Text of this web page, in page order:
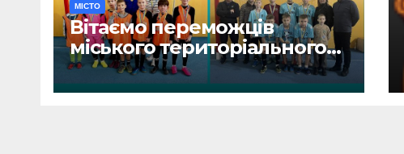
МІСТО
Вітаємо переможців
міського територіального
етапу змагань «Пліч-о-пліч:
Всеукраїнські шкільні ліги»